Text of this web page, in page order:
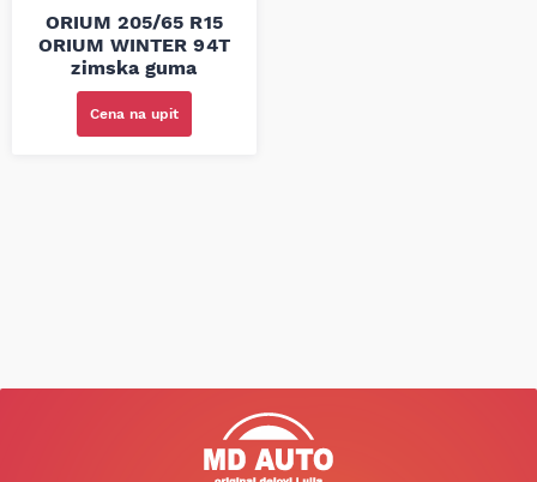
ORIUM 205/65 R15
ORIUM WINTER 94T
zimska guma
Cena na upit